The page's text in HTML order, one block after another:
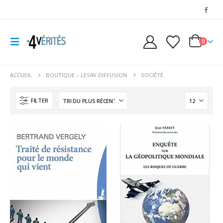
0
ACCUEIL BOUTIQUE – LES4V DIFFUSION SOCIÉTÉ
FILTER